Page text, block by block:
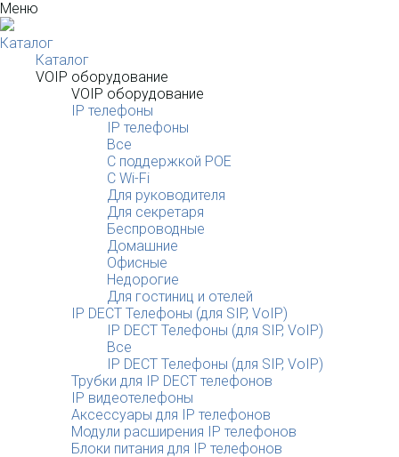
Меню
Каталог
Каталог
VOIP оборудование
VOIP оборудование
IP телефоны
IP телефоны
Все
С поддержкой POE
C Wi-Fi
Для руководителя
Для секретаря
Беспроводные
Домашние
Офисные
Недорогие
Для гостиниц и отелей
IP DECT Телефоны (для SIP, VoIP)
IP DECT Телефоны (для SIP, VoIP)
Все
IP DECT Телефоны (для SIP, VoIP)
Трубки для IP DECT телефонов
IP видеотелефоны
Аксессуары для IP телефонов
Модули расширения IP телефонов
Блоки питания для IP телефонов